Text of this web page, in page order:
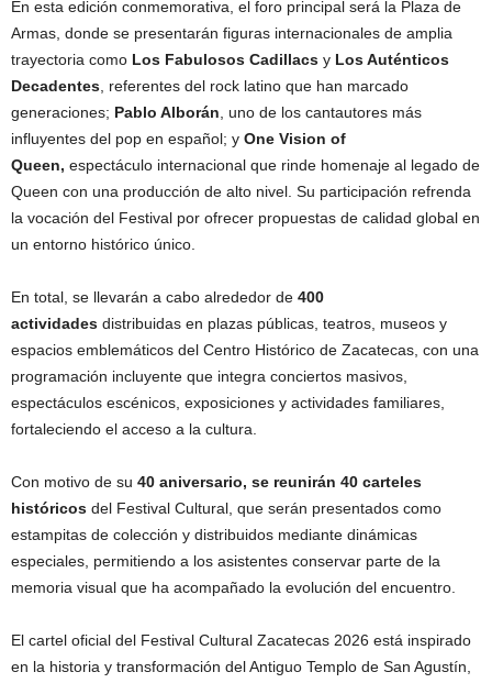
En esta edición conmemorativa, el foro principal será la Plaza de
Armas, donde se presentarán figuras internacionales de amplia
trayectoria como Los Fabulosos Cadillacs y Los Auténticos
Decadentes, referentes del rock latino que han marcado
generaciones; Pablo Alborán, uno de los cantautores más
influyentes del pop en español; y One Vision of
Queen, espectáculo internacional que rinde homenaje al legado de
Queen con una producción de alto nivel. Su participación refrenda
la vocación del Festival por ofrecer propuestas de calidad global en
un entorno histórico único.
En total, se llevarán a cabo alrededor de 400
actividades distribuidas en plazas públicas, teatros, museos y
espacios emblemáticos del Centro Histórico de Zacatecas, con una
programación incluyente que integra conciertos masivos,
espectáculos escénicos, exposiciones y actividades familiares,
fortaleciendo el acceso a la cultura.
Con motivo de su 40 aniversario, se reunirán 40 carteles
históricos del Festival Cultural, que serán presentados como
estampitas de colección y distribuidos mediante dinámicas
especiales, permitiendo a los asistentes conservar parte de la
memoria visual que ha acompañado la evolución del encuentro.
El cartel oficial del Festival Cultural Zacatecas 2026 está inspirado
en la historia y transformación del Antiguo Templo de San Agustín,